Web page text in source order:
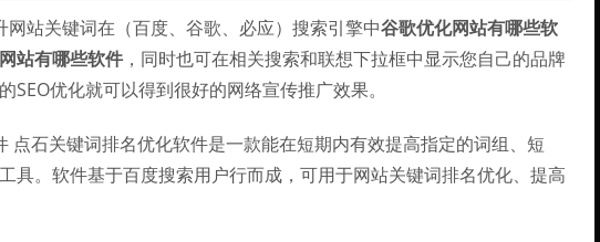
站关键词在（百度、谷歌、必应）搜索引擎中谷歌优化网站有哪些软
站有哪些软件 ，同时也可在相关搜索和联想下拉框中显示您自己的品牌
SEO优化就可以得到很好的网络宣传推广效果。
点石关键词排名优化软件是一款能在短期内有效提高指定的词组、短
具。软件基于百度搜索用户行而成，可用于网站关键词排名优化、提高